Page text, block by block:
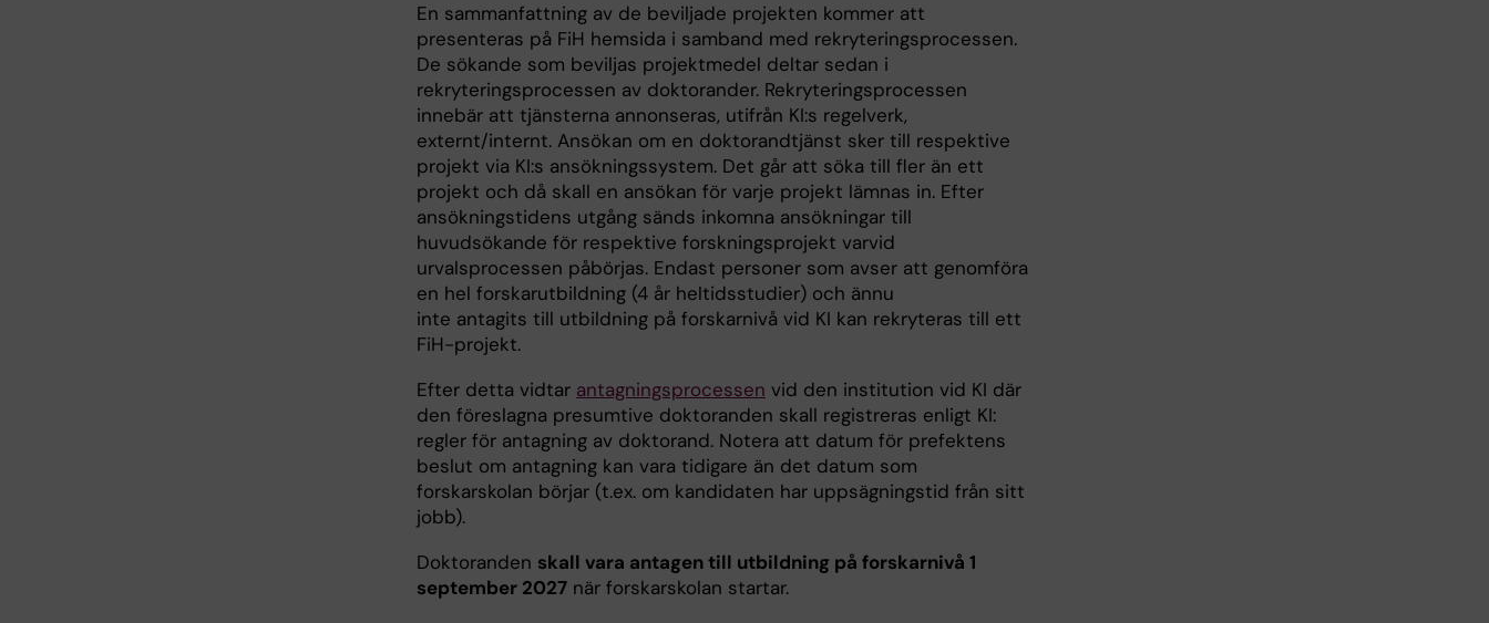
En sammanfattning av de beviljade projekten kommer att
presenteras på FiH hemsida i samband med rekryteringsprocessen.
De sökande som beviljas projektmedel deltar sedan i
rekryteringsprocessen av doktorander. Rekryteringsprocessen
innebär att tjänsterna annonseras, utifrån KI:s regelverk,
externt/internt. Ansökan om en doktorandtjänst sker till respektive
projekt via KI:s ansökningssystem. Det går att söka till fler än ett
projekt och då skall en ansökan för varje projekt lämnas in. Efter
ansökningstidens utgång sänds inkomna ansökningar till
huvudsökande för respektive forskningsprojekt varvid
urvalsprocessen påbörjas. Endast personer som avser att genomföra
en hel forskarutbildning (4 år heltidsstudier) och ännu
inte antagits till utbildning på forskarnivå vid KI kan rekryteras till ett
FiH-projekt.
Efter detta vidtar antagningsprocessen vid den institution vid KI där
den föreslagna presumtive doktoranden skall registreras enligt KI:
regler för antagning av doktorand. Notera att datum för prefektens
beslut om antagning kan vara tidigare än det datum som
forskarskolan börjar (t.ex. om kandidaten har uppsägningstid från sitt
jobb).
Doktoranden skall vara antagen till utbildning på forskarnivå 1
september 2027 när forskarskolan startar.